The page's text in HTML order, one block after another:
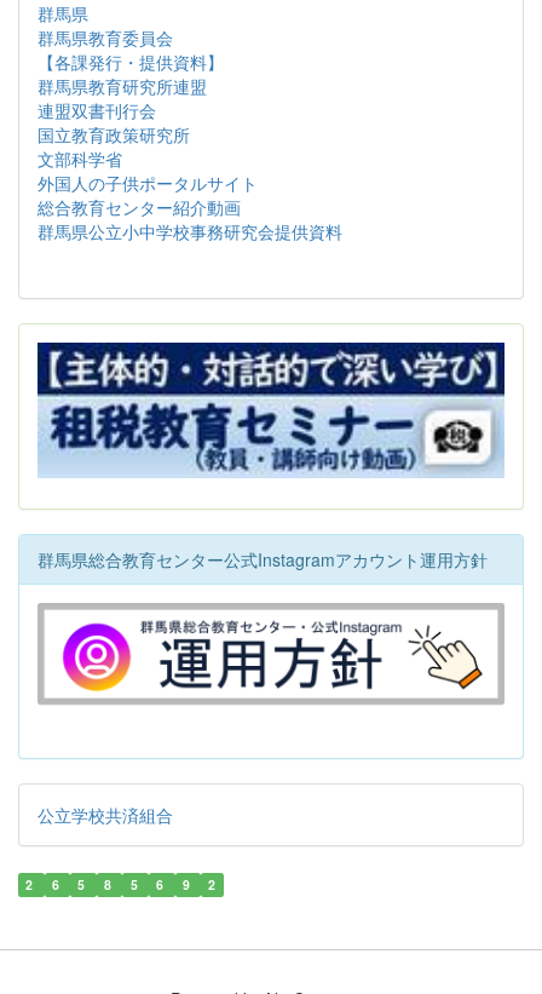
群馬県
群馬県教育委員会
【各課発行・提供資料】
群馬県教育研究所連盟
連盟双書刊行会
国立教育政策研究所
文部科学省
外国人の子供ポータルサイト
総合教育センター紹介動画
群馬県公立小中学校事務研究会提供資料
群馬県総合教育センター公式Instagramアカウント運用方針
公立学校共済組合
2 6 5 8 5 6 9 2